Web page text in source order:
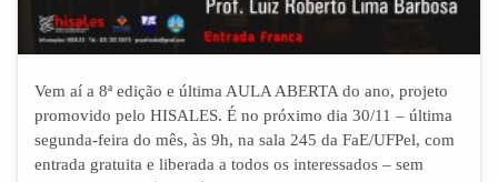
Vem aí a 8ª edição e última AULA ABERTA do ano, projeto
promovido pelo HISALES. É no próximo dia 30/11 – última
segunda-feira do mês, às 9h, na sala 245 da FaE/UFPel, com
entrada gratuita e liberada a todos os interessados – sem